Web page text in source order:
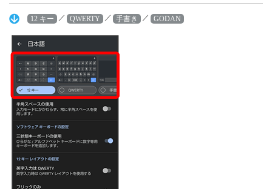
12 キー ／ QWERTY ／ 手書き ／ GODAN